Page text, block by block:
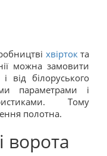
хвірток та
можна замовити
від білоруського
параметрами і
Тому
полотна.
ворота